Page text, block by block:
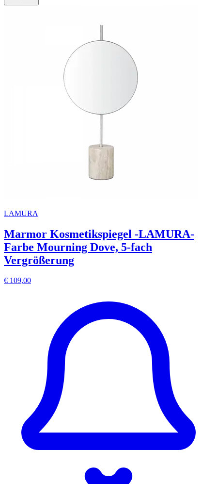
LAMURA
Marmor Kosmetikspiegel -LAMURA-
Farbe Mourning Dove, 5-fach
Vergrößerung
€ 109,00